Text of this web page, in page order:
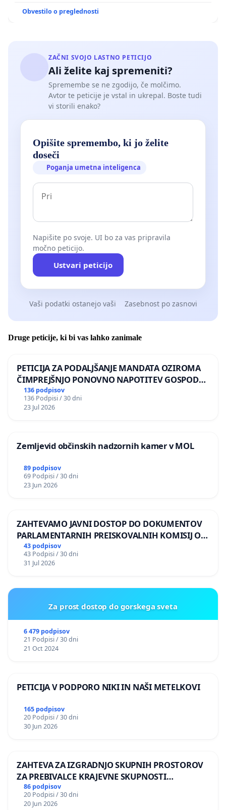
Obvestilo o preglednosti
ZAČNI SVOJO LASTNO PETICIJO
Ali želite kaj spremeniti?
Spremembe se ne zgodijo, če molčimo.
Avtor te peticije je vstal in ukrepal. Boste tudi
vi storili enako?
Opišite spremembo, ki jo želite
doseči
Poganja umetna inteligenca
Napišite po svoje. UI bo za vas pripravila
močno peticijo.
Ustvari peticijo
Vaši podatki ostanejo vaši Zasebnost po zasnovi
Druge peticije, ki bi vas lahko zanimale
PETICIJA ZA PODALJŠANJE MANDATA OZIROMA
ČIMPREJŠNJO PONOVNO NAPOTITEV GOSPODA
BERNARDA ŠRAJNERJA NA VELEPOSLANIŠTVO
REPUBLIKE SLOVENIJE V MOSKVI
136 podpisov
136 Podpisi / 30 dni
23 Jul 2026
Zemljevid občinskih nadzornih kamer v MOL
89 podpisov
69 Podpisi / 30 dni
23 Jun 2026
ZAHTEVAMO JAVNI DOSTOP DO DOKUMENTOV
PARLAMENTARNIH PREISKOVALNIH KOMISIJ O
ILEGALNI TRGOVINI Z OROŽJEM
43 podpisov
43 Podpisi / 30 dni
31 Jul 2026
Za prost dostop do gorskega sveta
6 479 podpisov
21 Podpisi / 30 dni
21 Oct 2024
PETICIJA V PODPORO NIKI IN NAŠI METELKOVI
165 podpisov
20 Podpisi / 30 dni
30 Jun 2026
ZAHTEVA ZA IZGRADNJO SKUPNIH PROSTOROV
ZA PREBIVALCE KRAJEVNE SKUPNOSTI
PRESTRANEK
86 podpisov
20 Podpisi / 30 dni
20 Jun 2026